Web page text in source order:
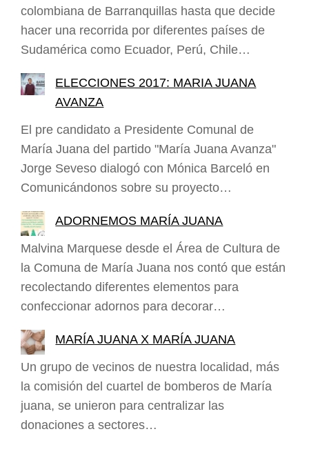
colombiana de Barranquillas hasta que decide
hacer una recorrida por diferentes países de
Sudamérica como Ecuador, Perú, Chile…
ELECCIONES 2017: MARIA JUANA
AVANZA
El pre candidato a Presidente Comunal de
María Juana del partido "María Juana Avanza"
Jorge Seveso dialogó con Mónica Barceló en
Comunicándonos sobre su proyecto…
ADORNEMOS MARÍA JUANA
Malvina Marquese desde el Área de Cultura de
la Comuna de María Juana nos contó que están
recolectando diferentes elementos para
confeccionar adornos para decorar…
MARÍA JUANA X MARÍA JUANA
Un grupo de vecinos de nuestra localidad, más
la comisión del cuartel de bomberos de María
juana, se unieron para centralizar las
donaciones a sectores…